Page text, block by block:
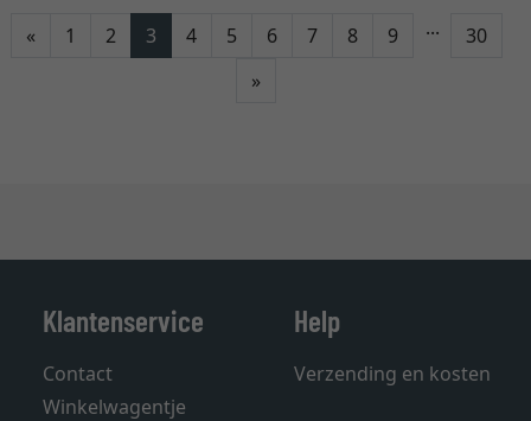
«Terug
1 2 3 4 5 6 7 8 9 ...
30
»Verder
Klantenservice
Contact
Winkelwagentje
Help
Verzending en kosten